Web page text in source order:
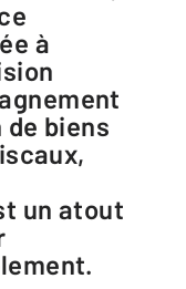
à
biens
un atout